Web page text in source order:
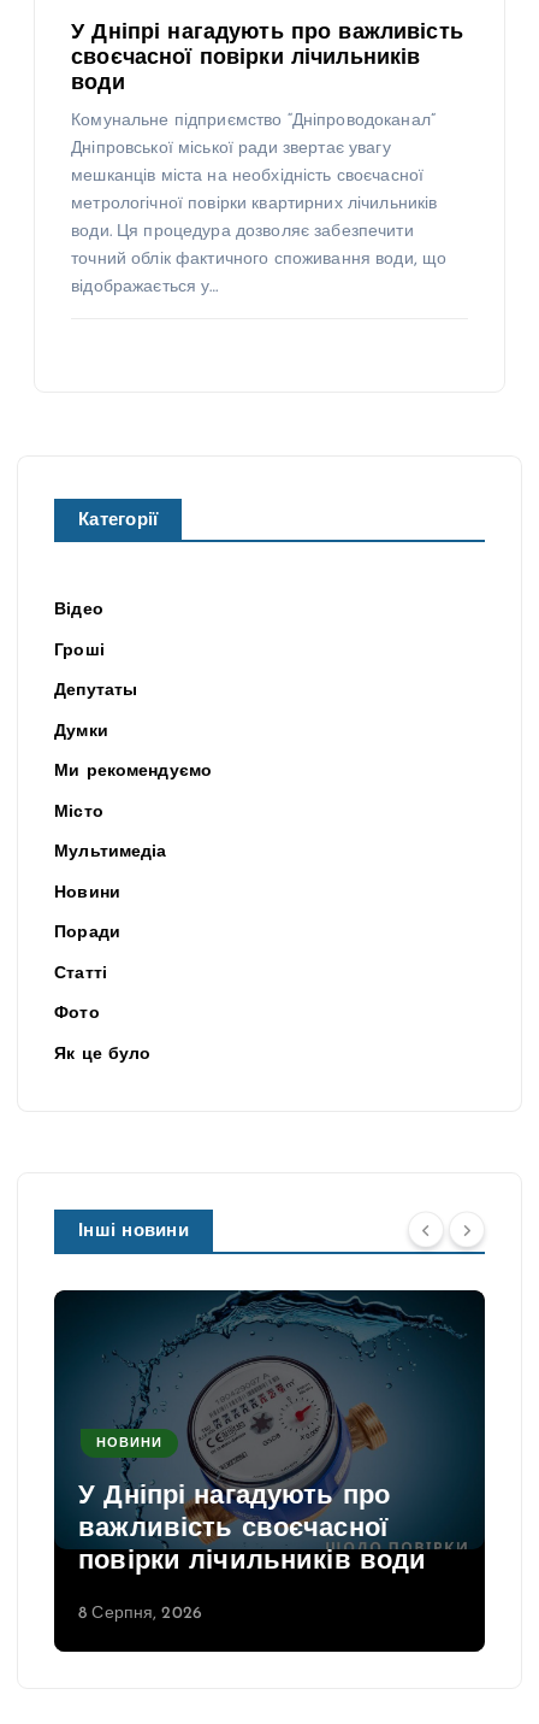
У Дніпрі нагадують про важливість
своєчасної повірки лічильників
води
Комунальне підприємство “Дніпроводоканал”
Дніпровської міської ради звертає увагу
мешканців міста на необхідність своєчасної
метрологічної повірки квартирних лічильників
води. Ця процедура дозволяє забезпечити
точний облік фактичного споживання води, що
відображається у…
Категорії
Відео
Гроші
Депутаты
Думки
Ми рекомендуємо
Місто
Мультимедіа
Новини
Поради
Статті
Фото
Як це було
Інші новини
НОВИНИ
У Дніпрі нагадують про
важливість своєчасної
повірки лічильників води
8 Серпня, 2026